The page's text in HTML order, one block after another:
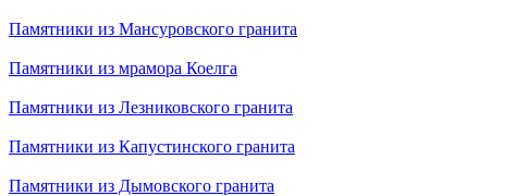
Памятники из Мансуровского гранита
Памятники из мрамора Коелга
Памятники из Лезниковского гранита
Памятники из Капустинского гранита
Памятники из Дымовского гранита